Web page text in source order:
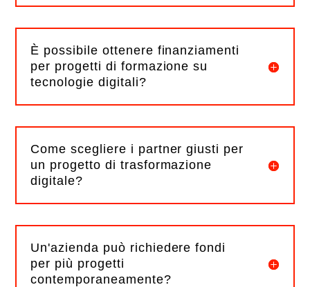
È possibile ottenere finanziamenti
per progetti di formazione su
tecnologie digitali?
Come scegliere i partner giusti per
un progetto di trasformazione
digitale?
Un'azienda può richiedere fondi
per più progetti
contemporaneamente?